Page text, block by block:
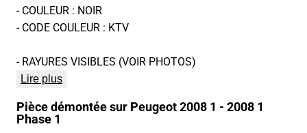
- COULEUR : NOIR
- CODE COULEUR : KTV
- RAYURES VISIBLES (VOIR PHOTOS)
Lire plus
Pièce démontée sur Peugeot 2008 1 - 2008 1
Phase 1